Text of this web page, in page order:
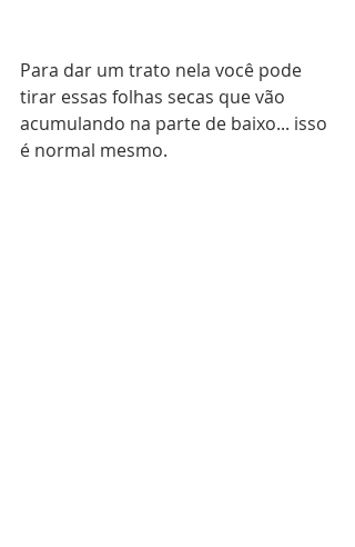
Para dar um trato nela você pode
tirar essas folhas secas que vão
acumulando na parte de baixo... isso
é normal mesmo.